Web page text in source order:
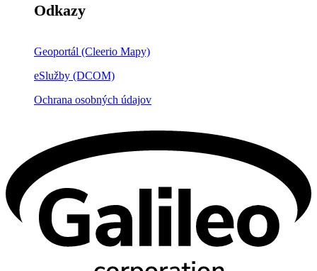
Odkazy
Geoportál (Cleerio Mapy)
eSlužby (DCOM)
Ochrana osobných údajov